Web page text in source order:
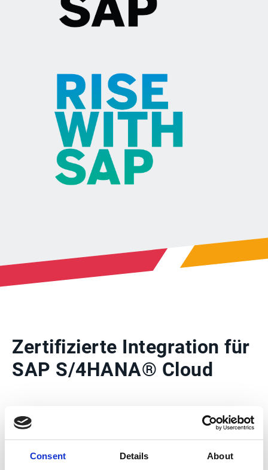
Consent Details About
Zertifizierte Integration für
SAP S/4HANA® Cloud
Die Lösungen von Esker sind für die Integration
mit SAP S/4HANA Cloud zertifiziert. Als On-
Stack-Erweiterungen konzipiert, die den